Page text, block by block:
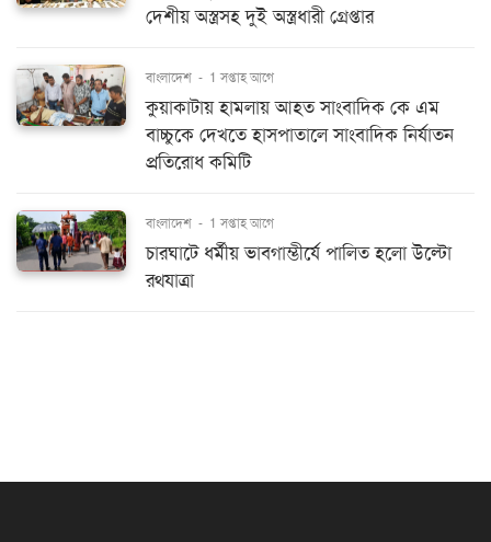
দেশীয় অস্ত্রসহ দুই অস্ত্রধারী গ্রেপ্তার
বাংলাদেশ - 1 সপ্তাহ আগে
কুয়াকাটায় হামলায় আহত সাংবাদিক কে এম
বাচ্চুকে দেখতে হাসপাতালে সাংবাদিক নির্যাতন
প্রতিরোধ কমিটি
বাংলাদেশ - 1 সপ্তাহ আগে
চারঘাটে ধর্মীয় ভাবগাম্ভীর্যে পালিত হলো উল্টো
রথযাত্রা